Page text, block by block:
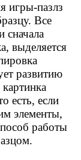
игры-пазлз
Все
сначала
выделяется
развитию
есть, если
элементы,
работы